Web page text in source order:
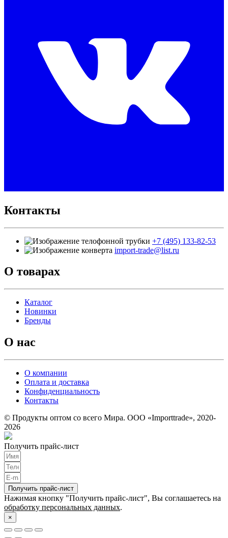
Контакты
+7 (495) 133-82-53
import-trade@list.ru
О товарах
Каталог
Новинки
Бренды
О нас
О компании
Оплата и доставка
Конфиденциальность
Контакты
© Продукты оптом со всего Мира. ООО «Importtrade», 2020-
2026
Получить прайс-лист
Получить прайс-лист
Нажимая кнопку "Получить прайс-лист", Вы соглашаетесь на
обработку персональных данных.
×